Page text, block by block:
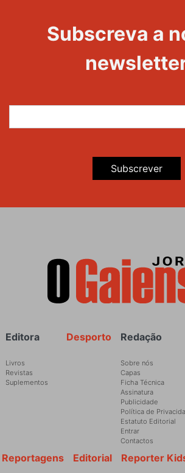
Evento
Subscreva a
Subscrever
Rodapé Redação
Sobre nós
Capas
Ficha Técnica
Assinatura
Publicidade
Política de
Estatuto Editorial
Entrar
Contactos
Desporto
Editora
Livros
Revistas
Suplementos
Reporter
Editorial
Reportagens